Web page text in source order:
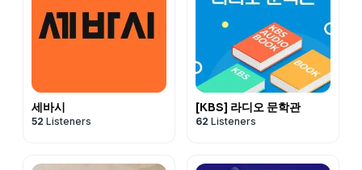
세바시
52 Listeners
[KBS] 라디오 문학관
62 Listeners